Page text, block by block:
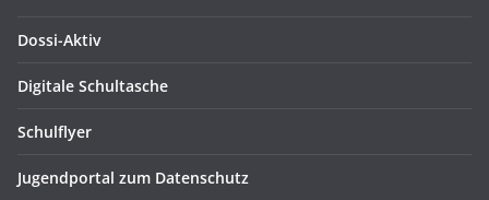
Dossi-Aktiv
Digitale Schultasche
Schulflyer
Jugendportal zum Datenschutz